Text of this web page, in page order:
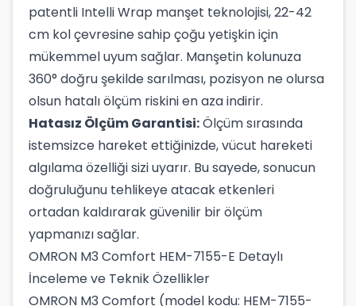
patentli Intelli Wrap manşet teknolojisi, 22-42
cm kol çevresine sahip çoğu yetişkin için
mükemmel uyum sağlar. Manşetin kolunuza
360° doğru şekilde sarılması, pozisyon ne olursa
olsun hatalı ölçüm riskini en aza indirir.
Hatasız Ölçüm Garantisi:Ölçüm sırasında
istemsizce hareket ettiğinizde, vücut hareketi
algılama özelliği sizi uyarır. Bu sayede, sonucun
doğruluğunu tehlikeye atacak etkenleri
ortadan kaldırarak güvenilir bir ölçüm
yapmanızı sağlar.
OMRON M3 Comfort HEM-7155-E Detaylı
İnceleme ve Teknik Özellikler
OMRON M3 Comfort (model kodu: HEM-7155-